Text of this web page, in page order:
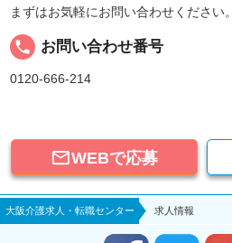
まずはお気軽にお問い合わせください。
local_phone お問い合わせ番号
0120-666-214
WEBで応募
大阪介護求人・転職センター 求人情報